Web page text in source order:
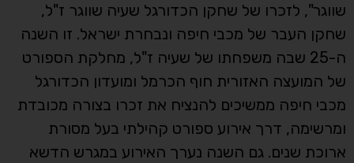
שווגר", לזכרו של שחקן הכדורגל שעיה שווגר ז"ל,
שחקן העבר של מכבי חיפה ונבחרת ישראל. זו השנה
ה-25 שבה משפחתו של שעיה ז"ל, מחלקת הספורט
של המועצה האזורית חוף הכרמל ומועדון הכדורגל
מכבי חיפה ממשיכים להנציח את זכרו בצורה מכובדת
ומרשימה, דרך אירוע ספורט קהילתי בעל מסורת
ארוכת שנים. גם השנה נערך האירוע במגרש הדשא